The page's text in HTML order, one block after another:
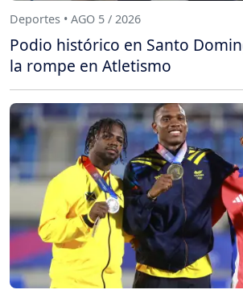
Deportes • AGO 5 / 2026
Podio histórico en Santo
la rompe en Atletismo